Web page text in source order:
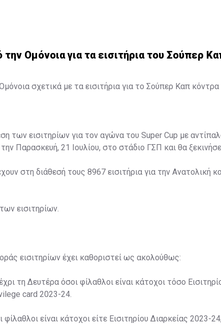
Ομόνοια για τα εισιτήρια του Σούπερ
σχετικά με τα εισιτήρια για το Σούπερ Καπ κόντρα
των εισιτηρίων για τον αγώνα του Super Cup με
Παρασκευή, 21 Ιουλίου, στο στάδιο ΓΣΠ και θα
στη διάθεσή τους 8967 εισιτήρια για την Ανατολική
εισιτηρίων.
εισιτηρίων έχει καθοριστεί ως ακολούθως:
τη Δευτέρα όσοι φίλαθλοι είναι κάτοχοι τόσο
card 2023-24.
είναι κάτοχοι είτε Εισιτηρίου Διαρκείας 2023-